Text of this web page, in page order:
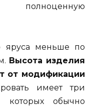
яруса меньше по
Высота изделия
от модификации
имеет три
обычно